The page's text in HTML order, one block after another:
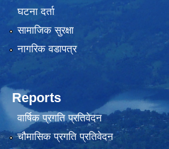
घटना दर्ता
सामाजिक सुरक्षा
नागरिक वडापत्र
Reports
वार्षिक प्रगति प्रतिवेदन
चौमासिक प्रगति प्रतिवेदन